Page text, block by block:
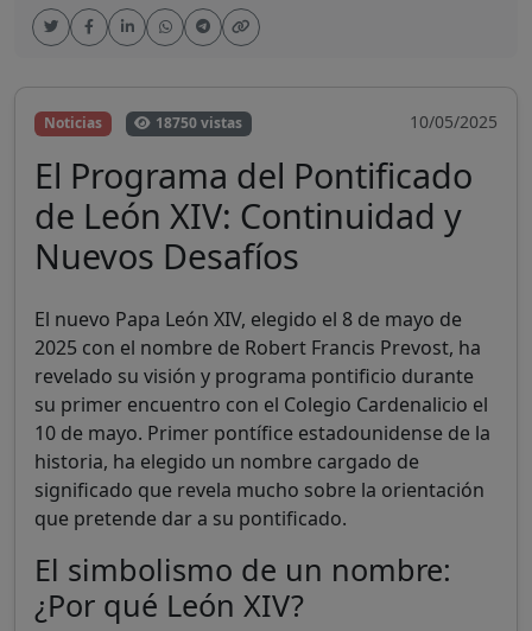
Noticias 18750 vistas 10/05/2025
El Programa del Pontificado
de León XIV: Continuidad y
Nuevos Desafíos
El nuevo Papa León XIV, elegido el 8 de mayo de
2025 con el nombre de Robert Francis Prevost, ha
revelado su visión y programa pontificio durante
su primer encuentro con el Colegio Cardenalicio el
10 de mayo. Primer pontífice estadounidense de la
historia, ha elegido un nombre cargado de
significado que revela mucho sobre la orientación
que pretende dar a su pontificado.
El simbolismo de un nombre:
¿Por qué León XIV?